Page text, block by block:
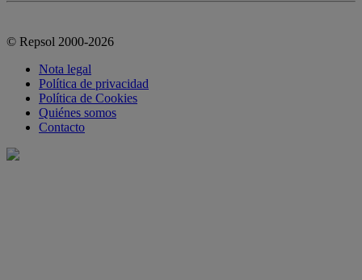
© Repsol 2000-2026
Nota legal
Política de privacidad
Política de Cookies
Quiénes somos
Contacto